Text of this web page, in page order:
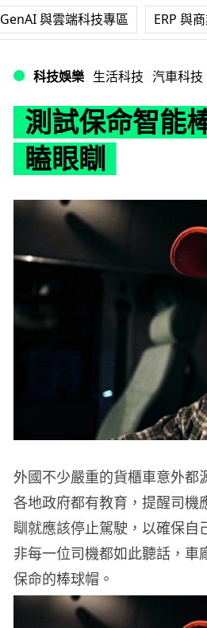
GenAI 與雲端科技專區 ERP 與
科技娛樂 生活科技 汽車科技
測試保命智能
瞌眼瞓
外國不少嚴重的貨櫃車意外都
各地政府都有教育，提醒司機
瞓就應該停止駕駛，以確保自
非每一位司機都如此聽話，
保命的棒球帽。